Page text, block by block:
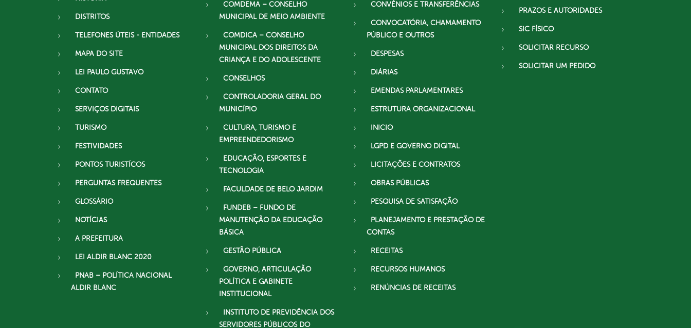
DISTRITOS
TELEFONES ÚTEIS - ENTIDADES
MAPA DO SITE
LEI PAULO GUSTAVO
CONTATO
SERVIÇOS DIGITAIS
TURISMO
FESTIVIDADES
PONTOS TURISTÍCOS
PERGUNTAS FREQUENTES
GLOSSÁRIO
NOTÍCIAS
A PREFEITURA
LEI ALDIR BLANC 2020
PNAB – POLÍTICA NACIONAL
ALDIR BLANC
COMDEMA – CONSELHO
MUNICIPAL DE MEIO AMBIENTE
COMDICA – CONSELHO
MUNICIPAL DOS DIREITOS DA
CRIANÇA E DO ADOLESCENTE
CONSELHOS
CONTROLADORIA GERAL DO
MUNICÍPIO
CULTURA, TURISMO E
EMPREENDEDORISMO
EDUCAÇÃO, ESPORTES E
TECNOLOGIA
FACULDADE DE BELO JARDIM
FUNDEB – FUNDO DE
MANUTENÇÃO DA EDUCAÇÃO
BÁSICA
GESTÃO PÚBLICA
GOVERNO, ARTICULAÇÃO
POLÍTICA E GABINETE
INSTITUCIONAL
INSTITUTO DE PREVIDÊNCIA DOS
SERVIDORES PÚBLICOS DO
CONVÊNIOS E TRANSFERÊNCIAS
CONVOCATÓRIA, CHAMAMENTO
PÚBLICO E OUTROS
DESPESAS
DIÁRIAS
EMENDAS PARLAMENTARES
ESTRUTURA ORGANIZACIONAL
INICIO
LGPD E GOVERNO DIGITAL
LICITAÇÕES E CONTRATOS
OBRAS PÚBLICAS
PESQUISA DE SATISFAÇÃO
PLANEJAMENTO E PRESTAÇÃO DE
CONTAS
RECEITAS
RECURSOS HUMANOS
RENÚNCIAS DE RECEITAS
PRAZOS E AUTORIDADES
SIC FÍSICO
SOLICITAR RECURSO
SOLICITAR UM PEDIDO